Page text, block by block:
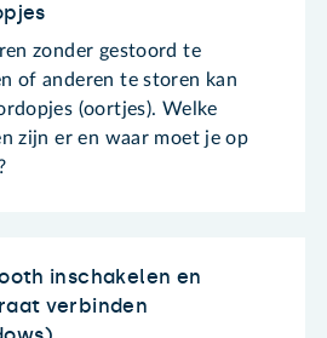
zonder gestoord te
of anderen te storen kan
(oortjes). Welke
zijn er en waar moet je op
inschakelen en
verbinden